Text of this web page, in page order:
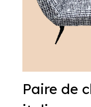
Paire de